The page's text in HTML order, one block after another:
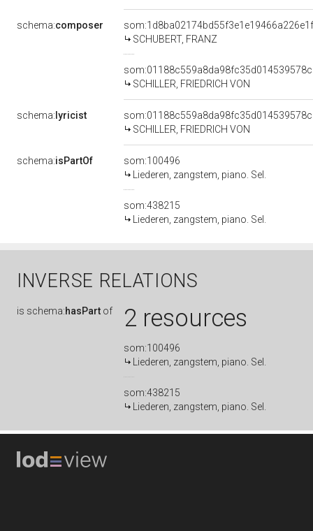
schema:composer
SCHUBERT, FRANZ
SCHILLER, FRIEDRICH VON
schema: lyricist
SCHILLER, FRIEDRICH VON
schema:isPartOf
som:100496
Liederen, zangstem, piano. Sel.
som:438215
Liederen, zangstem, piano. Sel.
INVERSE RELATIONS
is schema:hasPart of 2 resources
som:100496
Liederen, zangstem, piano. Sel.
som:438215
Liederen, zangstem, piano. Sel.